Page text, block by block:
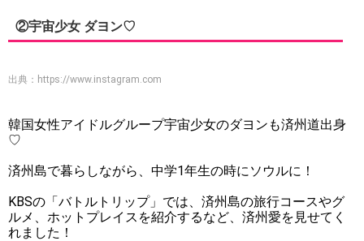
②宇宙少女 ダヨン♡
出典： https://www.instagram.com
韓国女性アイドルグループ宇宙少女のダヨンも済州道出身
♡
済州島で暮らしながら、中学1年生の時にソウルに！
KBSの「バトルトリップ」では、済州島の旅行コースやグ
ルメ、ホットプレイスを紹介するなど、済州愛を見せてく
れました！